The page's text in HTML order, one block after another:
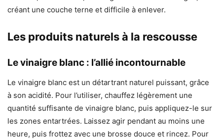
créant une couche terne et difficile à enlever.
Les produits naturels à la rescousse
Le vinaigre blanc : l’allié incontournable
Le vinaigre blanc est un détartrant naturel puissant, grâce
à son acidité. Pour l’utiliser, chauffez légèrement une
quantité suffisante de vinaigre blanc, puis appliquez-le sur
les zones entartrées. Laissez agir pendant au moins une
heure, puis frottez avec une brosse douce et rincez. Pour